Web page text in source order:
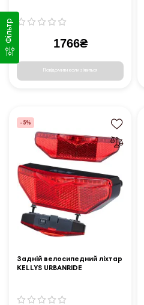
Фільтр 1766₴
Повідомити коли з'явиться
-5%
Задній велосипедний ліхтар
KELLYS URBANRIDE